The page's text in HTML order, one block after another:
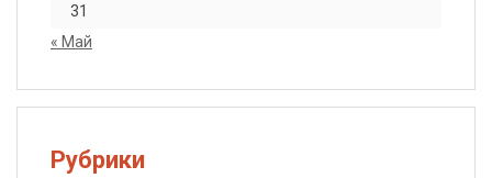
31
« Май
Рубрики